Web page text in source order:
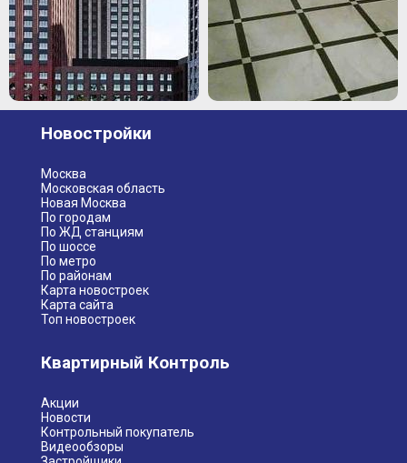
Новостройки
Москва
Московская область
Новая Москва
По городам
По ЖД станциям
По шоссе
По метро
По районам
Карта новостроек
Карта сайта
Топ новостроек
Квартирный Контроль
Акции
Новости
Контрольный покупатель
Видеообзоры